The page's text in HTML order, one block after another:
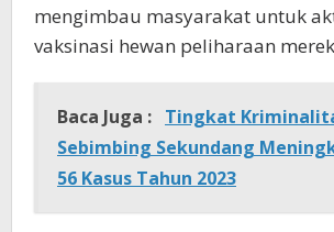
mengimbau masyarakat untuk
vaksinasi hewan peliharaan
Baca Juga : Tingkat
Sebimbing Sekundang
56 Kasus Tahun 2023